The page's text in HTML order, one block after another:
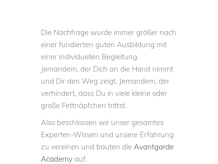
Die Nachfrage wurde immer größer nach
einer fundierten guten Ausbildung mit
einer individuellen Begleitung.
Jemandem, der Dich an die Hand nimmt
und Dir den Weg zeigt. Jemandem, der
verhindert, dass Du in viele kleine oder
große Fettnäpfchen trittst.
Also beschlossen wir unser gesamtes
Experten-Wissen und unsere Erfahrung
zu vereinen und bauten die Avantgarde
Academy auf.